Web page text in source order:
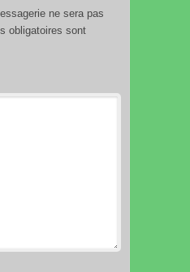
ne sera pas
obligatoires sont